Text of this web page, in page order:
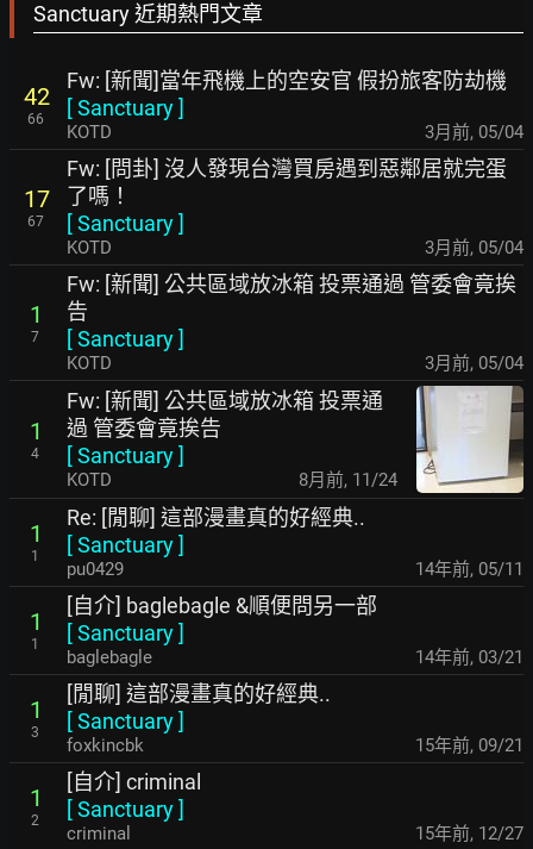
Sanctuary 近期熱門文章
42
66
Fw: [新聞]當年飛機上的空安官 假扮旅客防劫機
[Sanctuary]
KOTD 3月前, 05/04
17
67
Fw: [問卦] 沒人發現台灣買房遇到惡鄰居就完蛋
了嗎！
[Sanctuary]
KOTD 3月前, 05/04
1
7
Fw: [新聞] 公共區域放冰箱 投票通過 管委會竟挨
告
[Sanctuary]
KOTD 3月前, 05/04
1
4
Fw: [新聞] 公共區域放冰箱 投票通
過 管委會竟挨告
[Sanctuary]
KOTD 8月前, 11/24
1
1
Re: [閒聊] 這部漫畫真的好經典..
[Sanctuary]
pu0429 14年前, 05/11
1
1
[自介] baglebagle &順便問另一部
[Sanctuary]
baglebagle 14年前, 03/21
1
3
[閒聊] 這部漫畫真的好經典..
[Sanctuary]
foxkincbk 15年前, 09/21
1
2
[自介] criminal
[Sanctuary]
criminal 15年前, 12/27